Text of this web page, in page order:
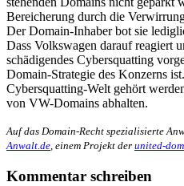
Bereicherung durch die
Der Domain-Inhaber bot sie
Dass Volkswagen darauf reagiert
schädigendes Cybersquatting
Domain-Strategie des Konzerns
Cybersquatting-Welt gehört
von VW-Domains abhalten.
Auf das Domain-Recht spezialisierte
Anwalt.de , einem Projekt der united-
Kommentar schreiben